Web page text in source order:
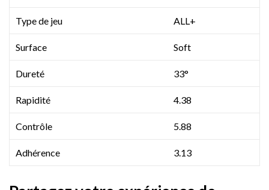
Type de jeu ALL+
Surface Soft
Dureté 33°
Rapidité 4.38
Contrôle 5.88
Adhérence 3.13